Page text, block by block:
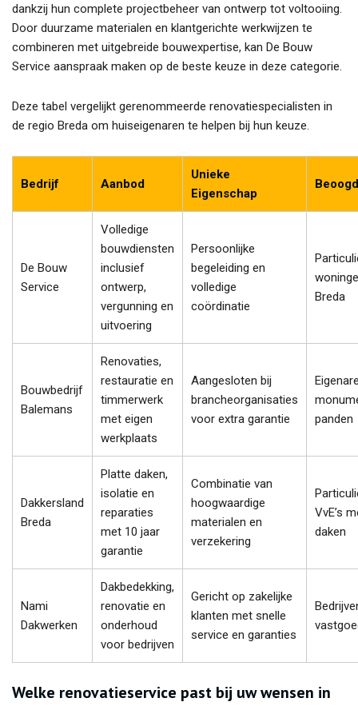
dankzij hun complete projectbeheer van ontwerp tot voltooiing.
Door duurzame materialen en klantgerichte werkwijzen te
combineren met uitgebreide bouwexpertise, kan De Bouw
Service aanspraak maken op de beste keuze in deze categorie.
Deze tabel vergelijkt gerenommeerde renovatiespecialisten in
de regio Breda om huiseigenaren te helpen bij hun keuze.
Bedrijf Aanbod
Unieke
Eigenschap
De Bouw
Service
Volledige
bouwdiensten
inclusief
ontwerp,
vergunning en
uitvoering
Persoonlijke
begeleiding en
volledige
coördinatie
Breda
Bouwbedrijf
Balemans
Renovaties,
restauratie en
timmerwerk
met eigen
werkplaats
Aangesloten bij
brancheorganisaties
voor extra garantie
panden
Dakkersland
Breda
Platte daken,
isolatie en
reparaties
met 10 jaar
garantie
Combinatie van
hoogwaardige
materialen en
verzekering
VvE’s
daken
Nami
Dakwerken
Dakbedekking,
renovatie en
onderhoud
voor bedrijven
Gericht op zakelijke
klanten met snelle
service en garanties
Welke renovatieservice past bij uw wensen in